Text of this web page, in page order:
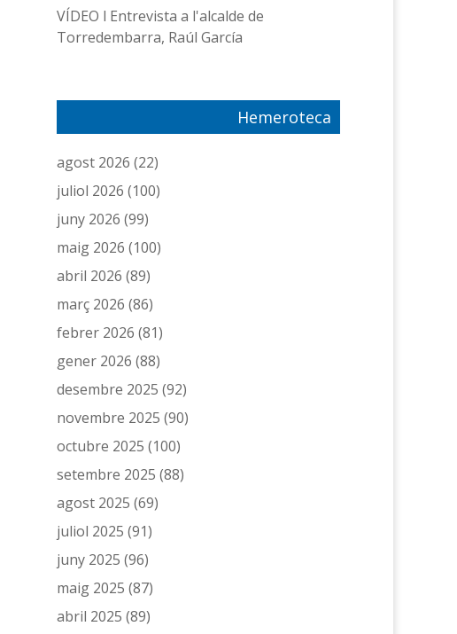
VÍDEO l Entrevista a l'alcalde de
Torredembarra, Raúl García
Hemeroteca
agost 2026 (22)
juliol 2026 (100)
juny 2026 (99)
maig 2026 (100)
abril 2026 (89)
març 2026 (86)
febrer 2026 (81)
gener 2026 (88)
desembre 2025 (92)
novembre 2025 (90)
octubre 2025 (100)
setembre 2025 (88)
agost 2025 (69)
juliol 2025 (91)
juny 2025 (96)
maig 2025 (87)
abril 2025 (89)